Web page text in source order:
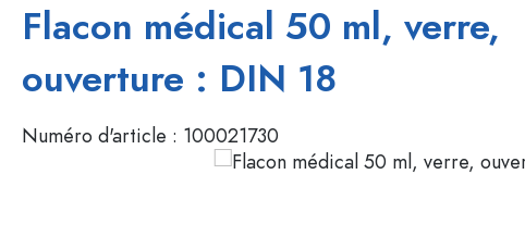
Contenants cosmétiques
Bouteilles par marque
Bouteilles WECK
Bouteilles en verre 100 ml
Flacon médical 50 ml, verre,
ouverture : DIN 18
Numéro d'article : 100021730